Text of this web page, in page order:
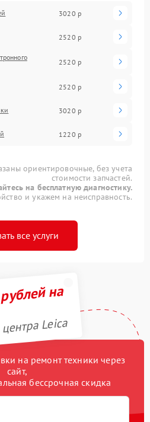
3020 р
2520 р
2520 р
2520 р
3020 р
1220 р
ориентировочные, без учета
стоимости запчастей.
на бесплатную диагностику.
и укажем на неисправность.
все услуги
на
Leica
на ремонт техники через
сайт,
бессрочная скидка